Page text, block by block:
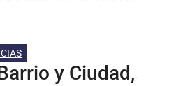
y Ciudad,